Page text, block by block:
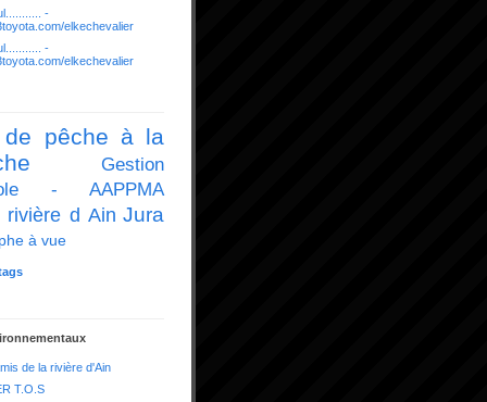
-
elkechevalier
-
elkechevalier
de pêche à la
Gestion
- AAPPMA
rivière d Ain Jura
à vue
de la rivière d'Ain
T.O.S